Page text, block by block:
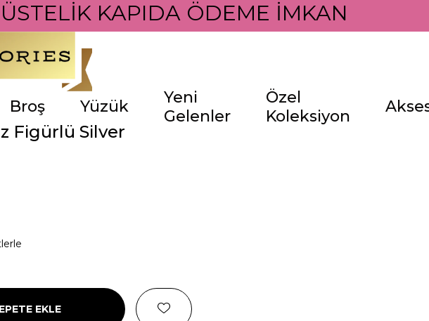
KAPIDA ÖDEME İMKANI İLE
Broş Yüzük
Yeni
Gelenler
Özel
Koleksiyon
Figürlü Silver